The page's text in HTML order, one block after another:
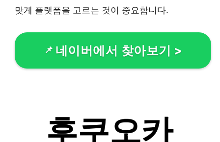
맞게 플랫폼을 고르는 것이 중요합니다.
네이버에서 찾아보기 >